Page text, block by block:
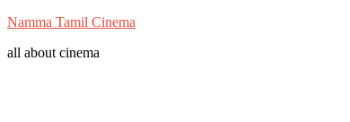
Namma Tamil Cinema
all about cinema